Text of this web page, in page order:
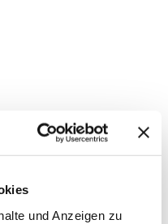
und Anzeigen zu